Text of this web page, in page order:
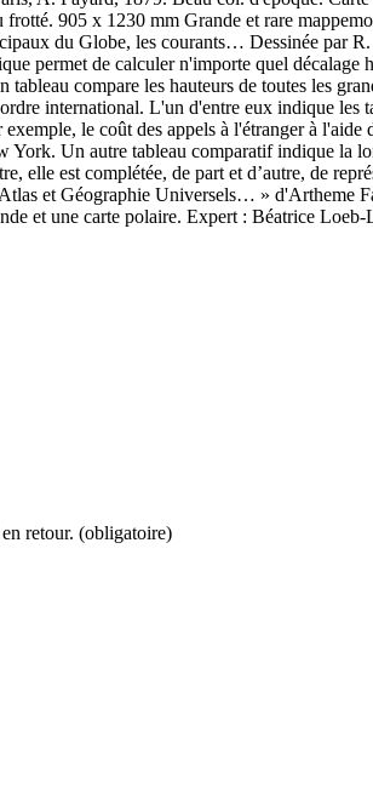
905 x 1230 mm Grande et rare
du Globe, les courants… Dessinée par
permet de calculer n'importe quel décalage
compare les hauteurs de toutes les
international. L'un d'entre eux indique les
le coût des appels à l'étranger à
Un autre tableau comparatif indique la
elle est complétée, de part et d’autre, de
et Géographie Universels… » d'Artheme
et une carte polaire. Expert : Béatrice Loeb-
retour. (obligatoire)